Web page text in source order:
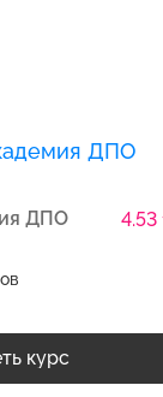
ДПО 4.53
курс